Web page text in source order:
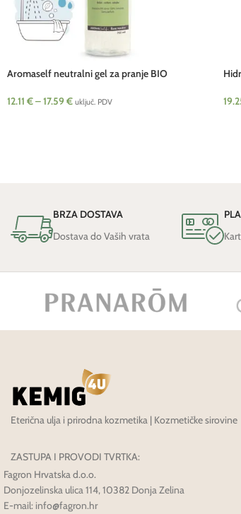
Aromaself neutralni gel za pranje BIO
12.11 €–17.59€ uključ. PDV
BRZA DOSTAVA
Dostava do Vaših vrata
Eterična ulja i prirodna kozmetika | Kozmetičke sirovine
ZASTUPA I PROVODI TVRTKA:
Fagron Hrvatska d.o.o.
Donjozelinska ulica 114, 10382 Donja Zelina
E-mail: info@fagron.hr